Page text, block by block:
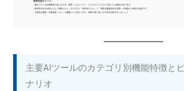
主要AIツールのカテゴリ別機能特徴と
ナリオ